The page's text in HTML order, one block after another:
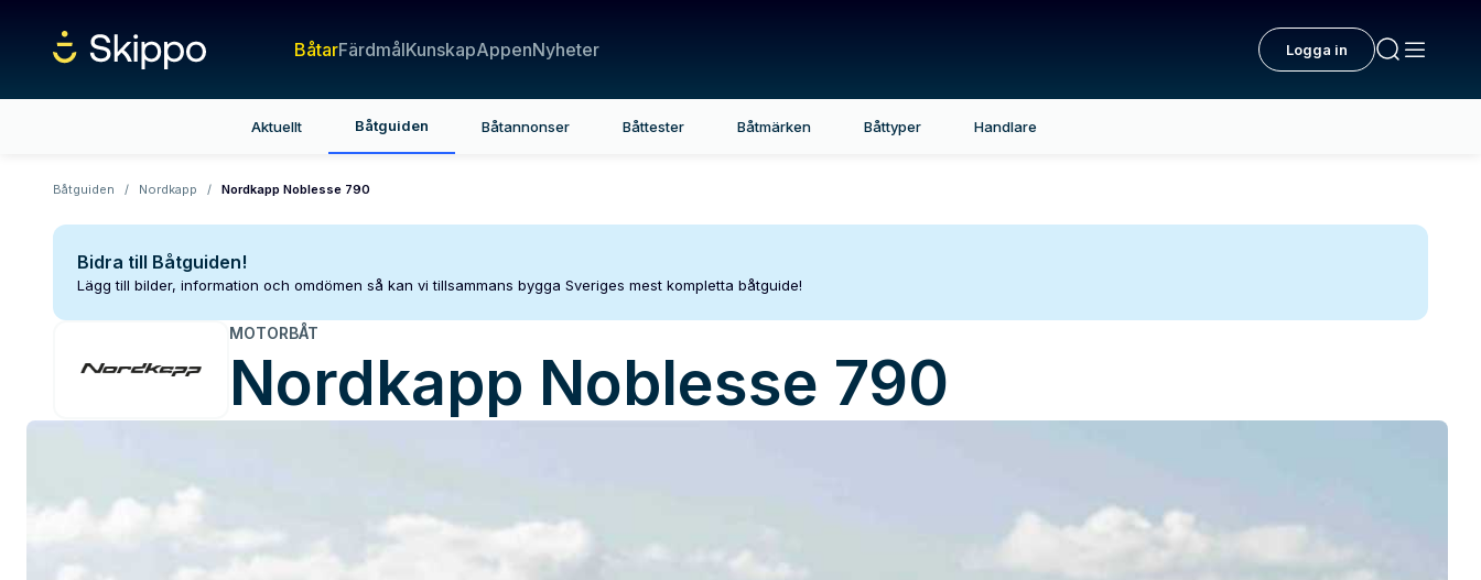
BåtarFärdmålKunskapAppenNyheter Logga in
Aktuellt Båtguiden Båtannonser Båttester Båtmärken Båttyper Handlare
Båtguiden / Nordkapp / Nordkapp Noblesse 790
Bidra till Båtguiden!
Lägg till bilder, information och omdömen så kan vi tillsammans bygga Sveriges mest kompletta båtguide!
MOTORBÅT
Nordkapp Noblesse 790